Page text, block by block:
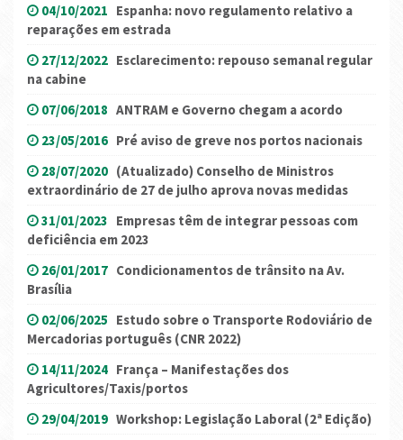
04/10/2021 Espanha: novo regulamento relativo a
reparações em estrada
27/12/2022 Esclarecimento: repouso semanal regular
na cabine
07/06/2018 ANTRAM e Governo chegam a acordo
23/05/2016 Pré aviso de greve nos portos nacionais
28/07/2020 (Atualizado) Conselho de Ministros
extraordinário de 27 de julho aprova novas medidas
31/01/2023 Empresas têm de integrar pessoas com
deficiência em 2023
26/01/2017 Condicionamentos de trânsito na Av.
Brasília
02/06/2025 Estudo sobre o Transporte Rodoviário de
Mercadorias português (CNR 2022)
14/11/2024 França – Manifestações dos
Agricultores/Taxis/portos
29/04/2019 Workshop: Legislação Laboral (2ª Edição)